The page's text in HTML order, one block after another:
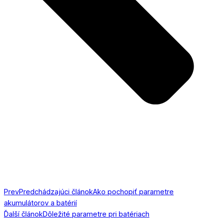
PrevPredchádzajúci článokAko pochopiť parametre
akumulátorov a batérií
Ďalší článokDôležité parametre pri batériach